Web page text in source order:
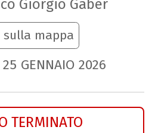
Giorgio Gaber
sulla mappa
25 GENNAIO 2026
TERMINATO